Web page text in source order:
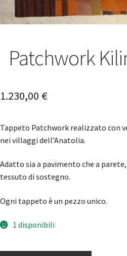
Patchwork
1.230,00 €
Tappeto Patchwork realizzato con
nei villaggi dell’Anatolia.
Adatto sia a pavimento che a
tessuto di sostegno.
Ogni tappeto è un pezzo unico.
1 disponibili